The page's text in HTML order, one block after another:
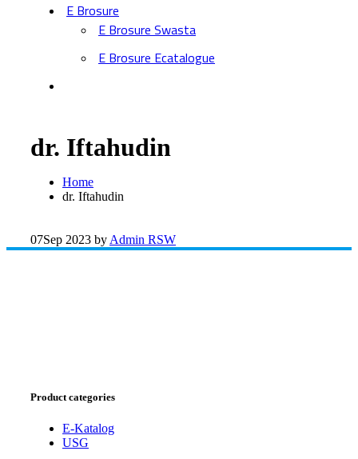
E Brosure
E Brosure Swasta
E Brosure Ecatalogue
dr. Iftahudin
Home
dr. Iftahudin
07Sep 2023 by Admin RSW
Product categories
E-Katalog
USG